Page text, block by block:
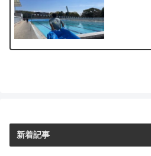
新着記事